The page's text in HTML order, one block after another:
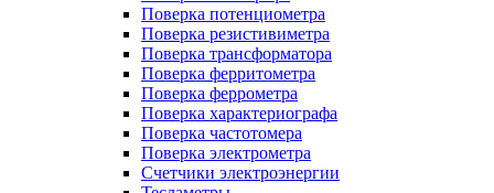
Поверка потенциометра
Поверка резистивиметра
Поверка трансформатора
Поверка ферритометра
Поверка феррометра
Поверка характериографа
Поверка частотомера
Поверка электрометра
Счетчики электроэнергии